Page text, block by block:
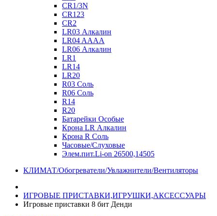
CR1/3N
CR123
CR2
LR03 Алкалин
LR04 AAAA
LR06 Алкалин
LR1
LR14
LR20
R03 Соль
R06 Соль
R14
R20
Батарейки Особые
Крона LR Алкалин
Крона R Соль
Часовые/Слуховые
Элем.пит.Li-on 26500,14505
КЛИМАТ/Обогреватели/Увлажнители/Вентиляторы
ИГРОВЫЕ ПРИСТАВКИ,ИГРУШКИ,АКСЕССУАРЫ
Игровые приставки 8 бит Денди